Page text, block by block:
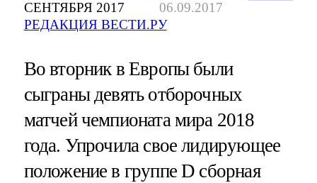
СЕНТЯБРЯ 2017
06.09.2017
РЕДАКЦИЯ ВЕСТИ.РУ
Во вторник в Европы были
сыграны девять отборочных
матчей чемпионата мира 2018
года. Упрочила свое лидирующее
положение в группе D сборная